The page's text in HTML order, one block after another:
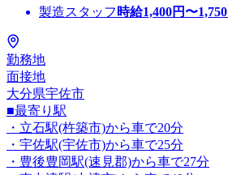
製造スタッフ 時給1,400円〜1,750
勤務地
面接地
大分県宇佐市
■最寄り駅
・立石駅(杵築市)から車で20分
・宇佐駅(宇佐市)から車で25分
・豊後豊岡駅(速見郡)から車で27分